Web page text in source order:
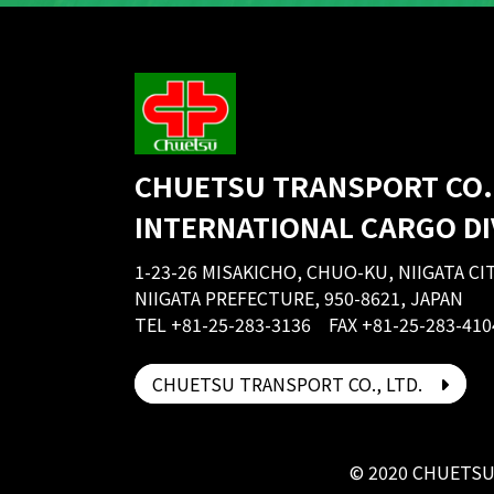
CHUETSU TRANSPORT
INTERNATIONAL CARGO
1-23-26 MISAKICHO, CHUO-KU, NIIGATA
NIIGATA PREFECTURE, 950-8621, JAPAN
TEL +81-25-283-3136 FAX +81-25-283-
CHUETSU TRANSPORT CO., LTD.
© 2020